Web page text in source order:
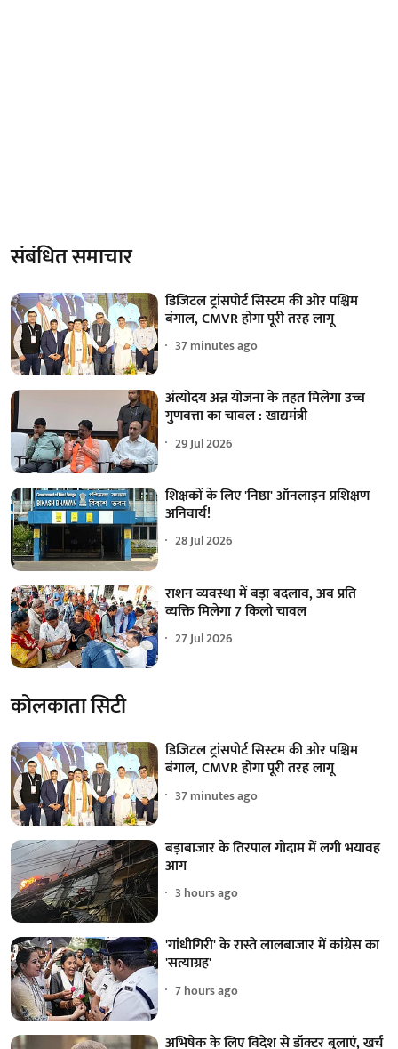
संबंधित समाचार
डिजिटल ट्रांसपोर्ट सिस्टम की ओर पश्चिम
बंगाल, CMVR होगा पूरी तरह लागू
37 minutes ago
अंत्योदय अन्न योजना के तहत मिलेगा उच्च
गुणवत्ता का चावल : खाद्यमंत्री
29 Jul 2026
शिक्षकों के लिए 'निष्ठा' ऑनलाइन प्रशिक्षण
अनिवार्य!
28 Jul 2026
राशन व्यवस्था में बड़ा बदलाव, अब प्रति
व्यक्ति मिलेगा 7 किलो चावल
27 Jul 2026
कोलकाता सिटी
डिजिटल ट्रांसपोर्ट सिस्टम की ओर पश्चिम
बंगाल, CMVR होगा पूरी तरह लागू
37 minutes ago
बड़ाबाजार के तिरपाल गोदाम में लगी भयावह
आग
3 hours ago
'गांधीगिरी' के रास्ते लालबाजार में कांग्रेस का
'सत्याग्रह'
7 hours ago
अभिषेक के लिए विदेश से डॉक्टर बुलाएं, खर्च